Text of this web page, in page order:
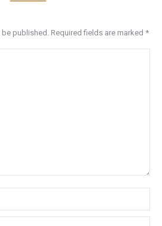
published. Required fields are marked *